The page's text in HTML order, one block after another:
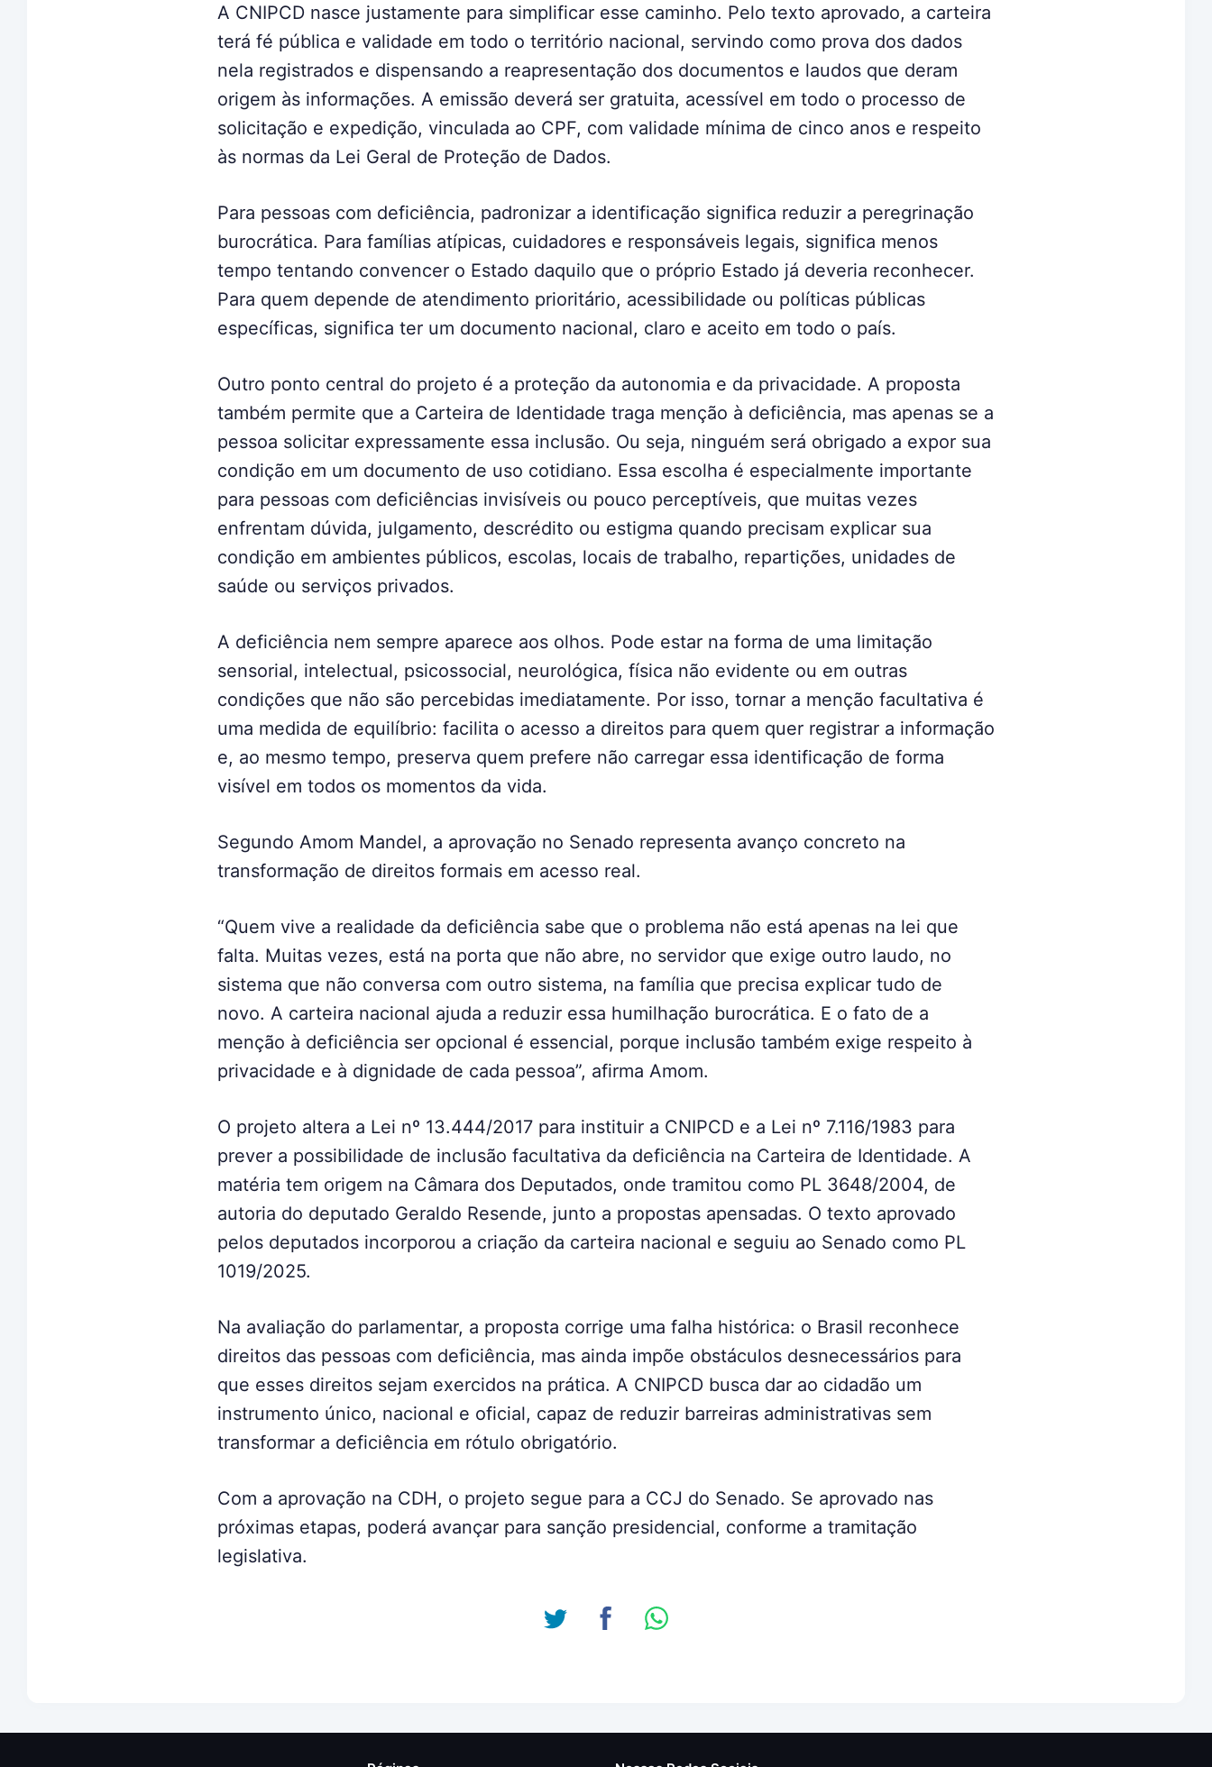
A CNIPCD nasce justamente para simplificar esse caminho. Pelo texto aprovado, a carteira
terá fé pública e validade em todo o território nacional, servindo como prova dos dados
nela registrados e dispensando a reapresentação dos documentos e laudos que deram
origem às informações. A emissão deverá ser gratuita, acessível em todo o processo de
solicitação e expedição, vinculada ao CPF, com validade mínima de cinco anos e respeito
às normas da Lei Geral de Proteção de Dados.
Para pessoas com deficiência, padronizar a identificação significa reduzir a peregrinação
burocrática. Para famílias atípicas, cuidadores e responsáveis legais, significa menos
tempo tentando convencer o Estado daquilo que o próprio Estado já deveria reconhecer.
Para quem depende de atendimento prioritário, acessibilidade ou políticas públicas
específicas, significa ter um documento nacional, claro e aceito em todo o país.
Outro ponto central do projeto é a proteção da autonomia e da privacidade. A proposta
também permite que a Carteira de Identidade traga menção à deficiência, mas apenas se a
pessoa solicitar expressamente essa inclusão. Ou seja, ninguém será obrigado a expor sua
condição em um documento de uso cotidiano. Essa escolha é especialmente importante
para pessoas com deficiências invisíveis ou pouco perceptíveis, que muitas vezes
enfrentam dúvida, julgamento, descrédito ou estigma quando precisam explicar sua
condição em ambientes públicos, escolas, locais de trabalho, repartições, unidades de
saúde ou serviços privados.
A deficiência nem sempre aparece aos olhos. Pode estar na forma de uma limitação
sensorial, intelectual, psicossocial, neurológica, física não evidente ou em outras
condições que não são percebidas imediatamente. Por isso, tornar a menção facultativa é
uma medida de equilíbrio: facilita o acesso a direitos para quem quer registrar a informação
e, ao mesmo tempo, preserva quem prefere não carregar essa identificação de forma
visível em todos os momentos da vida.
Segundo Amom Mandel, a aprovação no Senado representa avanço concreto na
transformação de direitos formais em acesso real.
“Quem vive a realidade da deficiência sabe que o problema não está apenas na lei que
falta. Muitas vezes, está na porta que não abre, no servidor que exige outro laudo, no
sistema que não conversa com outro sistema, na família que precisa explicar tudo de
novo. A carteira nacional ajuda a reduzir essa humilhação burocrática. E o fato de a
menção à deficiência ser opcional é essencial, porque inclusão também exige respeito à
privacidade e à dignidade de cada pessoa”, afirma Amom.
O projeto altera a Lei nº 13.444/2017 para instituir a CNIPCD e a Lei nº 7.116/1983 para
prever a possibilidade de inclusão facultativa da deficiência na Carteira de Identidade. A
matéria tem origem na Câmara dos Deputados, onde tramitou como PL 3648/2004, de
autoria do deputado Geraldo Resende, junto a propostas apensadas. O texto aprovado
pelos deputados incorporou a criação da carteira nacional e seguiu ao Senado como PL
1019/2025.
Na avaliação do parlamentar, a proposta corrige uma falha histórica: o Brasil reconhece
direitos das pessoas com deficiência, mas ainda impõe obstáculos desnecessários para
que esses direitos sejam exercidos na prática. A CNIPCD busca dar ao cidadão um
instrumento único, nacional e oficial, capaz de reduzir barreiras administrativas sem
transformar a deficiência em rótulo obrigatório.
Com a aprovação na CDH, o projeto segue para a CCJ do Senado. Se aprovado nas
próximas etapas, poderá avançar para sanção presidencial, conforme a tramitação
legislativa.